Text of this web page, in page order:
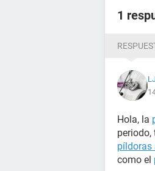
1
Hola, la
periodo,
píldoras
como el